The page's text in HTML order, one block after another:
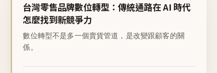
台灣零售品牌數位轉型：傳統通路在 AI 時代
怎麼找到新競爭力
數位轉型不是多一個賣貨管道，是改變跟顧客的關
係。